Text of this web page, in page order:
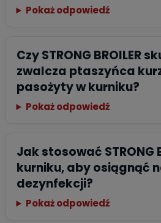
Pokaż odpowiedź
Czy STRONG BROILER
zwalcza ptaszyńca
pasożyty w kurniku?
Pokaż odpowiedź
Jak stosować STRONG
kurniku, aby osiągnąć
dezynfekcji?
Pokaż odpowiedź